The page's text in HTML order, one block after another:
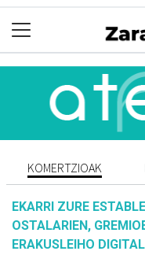
KOMERTZIOAK
EKARRI ZURE
OSTALARIEN,
ERAKUSLEIHO